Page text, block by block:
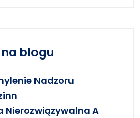
blogu
Nadzoru
Nierozwiązywalna A